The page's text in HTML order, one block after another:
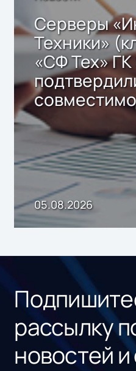
Серверы
Техники»
«СФ Тех»
решением
Storage 2.x
хранения
05.08.2026
рассылку
новостей